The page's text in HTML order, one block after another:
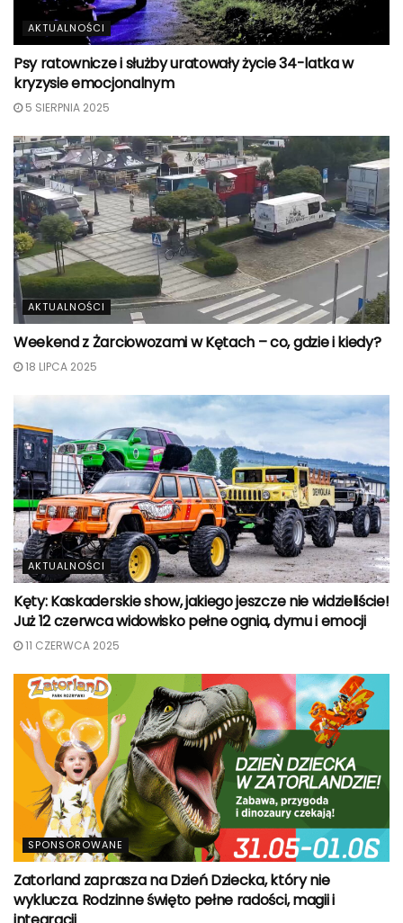
AKTUALNOŚCI
Psy ratownicze i służby uratowały życie 34-latka w
kryzysie emocjonalnym
5 SIERPNIA 2025
AKTUALNOŚCI
Weekend z Żarciowozami w Kętach – co, gdzie i kiedy?
18 LIPCA 2025
AKTUALNOŚCI
Kęty: Kaskaderskie show, jakiego jeszcze nie widzieliście!
Już 12 czerwca widowisko pełne ognia, dymu i emocji
11 CZERWCA 2025
SPONSOROWANE
Zatorland zaprasza na Dzień Dziecka, który nie
wyklucza. Rodzinne święto pełne radości, magii i